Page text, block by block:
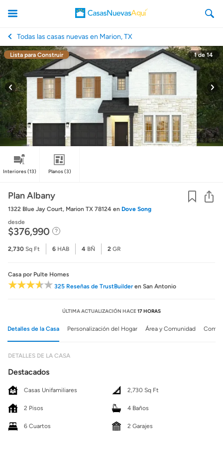
CasasNuevasAqui
Todas las casas nuevas en Marion, TX
Lista para Construir 1de14
Interiores(13) Planos(3)
Plan Albany
1322 Blue Jay Court, Marion TX 78124 en Dove Song
desde
$376,990
2,730 Sq Ft 6 HAB 4 BÑ 2 GR
Casa por Pulte Homes
325 Reseñas de TrustBuilderen San Antonio
ÚLTIMA ACTUALIZACIÓN HACE17 HORAS
Detalles de la Casa Personalización del Hogar Área y Comunidad
DETALLES DE LA CASA
Destacados
Casas Unifamiliares 2,730 Sq Ft
2 Pisos 4 Baños
6 Cuartos 2 Garajes